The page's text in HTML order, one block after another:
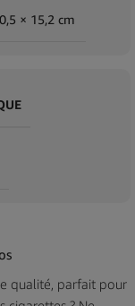
× 15,2 cm
qualité, parfait pour